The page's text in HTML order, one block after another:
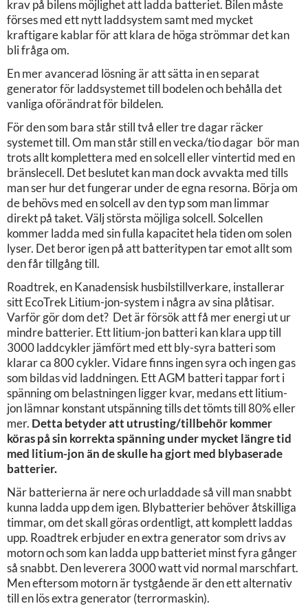
krav på bilens möjlighet att ladda batteriet. Bilen måste
förses med ett nytt laddsystem samt med mycket
kraftigare kablar för att klara de höga strömmar det kan
bli fråga om.
En mer avancerad lösning är att sätta in en separat
generator för laddsystemet till bodelen och behålla det
vanliga oförändrat för bildelen.
För den som bara står still två eller tre dagar räcker
systemet till. Om man står still en vecka/tio dagar bör man
trots allt komplettera med en solcell eller vintertid med en
bränslecell. Det beslutet kan man dock avvakta med tills
man ser hur det fungerar under de egna resorna. Börja om
de behövs med en solcell av den typ som man limmar
direkt på taket. Välj största möjliga solcell. Solcellen
kommer ladda med sin fulla kapacitet hela tiden om solen
lyser. Det beror igen på att batteritypen tar emot allt som
den får tillgång till.
Roadtrek, en Kanadensisk husbilstillverkare, installerar
sitt EcoTrek Litium-jon-system i några av sina plåtisar.
Varför gör dom det? Det är försök att få mer energi ut ur
mindre batterier. Ett litium-jon batteri kan klara upp till
3000 laddcykler jämfört med ett bly-syra batteri som
klarar ca 800 cykler. Vidare finns ingen syra och ingen gas
som bildas vid laddningen. Ett AGM batteri tappar fort i
spänning om belastningen ligger kvar, medans ett litium-
jon lämnar konstant utspänning tills det tömts till 80% eller
mer. Detta betyder att utrusting/tillbehör kommer
köras på sin korrekta spänning under mycket längre tid
med litium-jon än de skulle ha gjort med blybaserade
batterier.
När batterierna är nere och urladdade så vill man snabbt
kunna ladda upp dem igen. Blybatterier behöver åtskilliga
timmar, om det skall göras ordentligt, att komplett laddas
upp. Roadtrek erbjuder en extra generator som drivs av
motorn och som kan ladda upp batteriet minst fyra gånger
så snabbt. Den leverera 3000 watt vid normal marschfart.
Men eftersom motorn är tystgående är den ett alternativ
till en lös extra generator (terrormaskin).